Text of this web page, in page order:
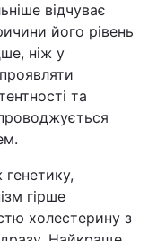
відчуває
його рівень
ніж у
та
гірше
холестерину з